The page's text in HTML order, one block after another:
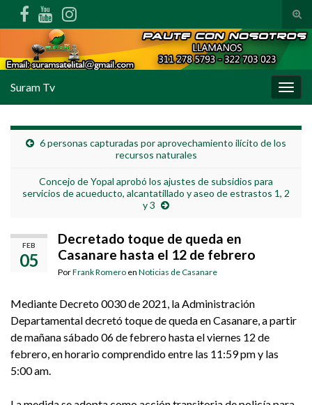
Suram Tv
6 personas capturadas por aprovechamiento ilícito de los
recursos naturales
Concejo de Yopal aprobó los ajustes de subsidios para
servicios de acueducto, alcantatillado y aseo de estrastos 1, 2
y 3
FEB
05
Decretado toque de queda en
Casanare hasta el 12 de febrero
PorFrank Romero en Noticias de Casanare
Mediante Decreto 0030 de 2021, la Administración
Departamental decretó toque de queda en Casanare, a partir
de mañana sábado 06 de febrero hasta el viernes 12 de
febrero, en horario comprendido entre las 11:59 pm y las
5:00 am.